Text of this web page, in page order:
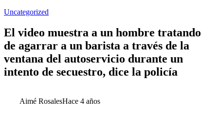
Uncategorized
El video muestra a un hombre tratando
de agarrar a un barista a través de la
ventana del autoservicio durante un
intento de secuestro, dice la policía
Aimé RosalesHace 4 años